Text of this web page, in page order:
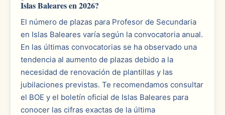
Islas Baleares en 2026?
El número de plazas para Profesor de Secundaria
en Islas Baleares varía según la convocatoria anual.
En las últimas convocatorias se ha observado una
tendencia al aumento de plazas debido a la
necesidad de renovación de plantillas y las
jubilaciones previstas. Te recomendamos consultar
el BOE y el boletín oficial de Islas Baleares para
conocer las cifras exactas de la última